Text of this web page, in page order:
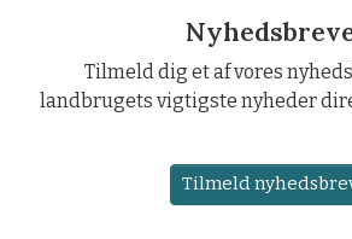
Tilmeld dig et af vores
landbrugets vigtigste nyheder
Tilmeld